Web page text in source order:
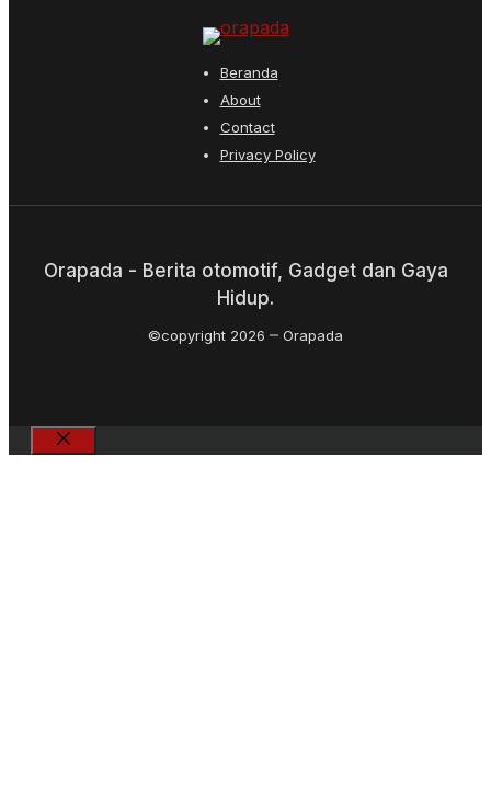
Beranda
About
Contact
Privacy Policy
Orapada - Berita otomotif, Gadget dan Gaya
Hidup.
©copyright 2026 Orapada
Close